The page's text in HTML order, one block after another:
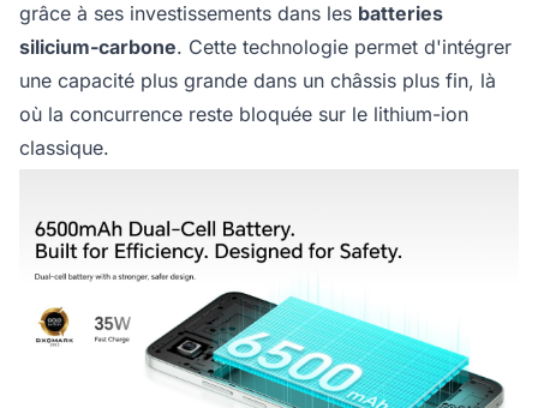
grâce à ses investissements dans les batteries
silicium-carbone. Cette technologie permet d'intégrer
une capacité plus grande dans un châssis plus fin, là
où la concurrence reste bloquée sur le lithium-ion
classique.